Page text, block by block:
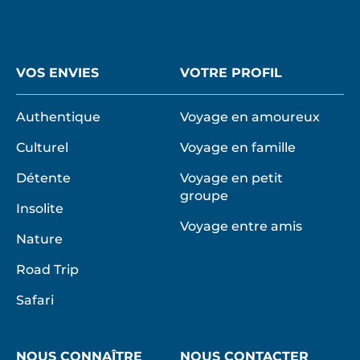
VOS ENVIES
Authentique
Culturel
Détente
Insolite
Nature
Road Trip
Safari
VOTRE PROFIL
Voyage en amoureux
Voyage en famille
Voyage en petit
groupe
Voyage entre amis
NOUS CONNAÎTRE NOUS CONTACTER